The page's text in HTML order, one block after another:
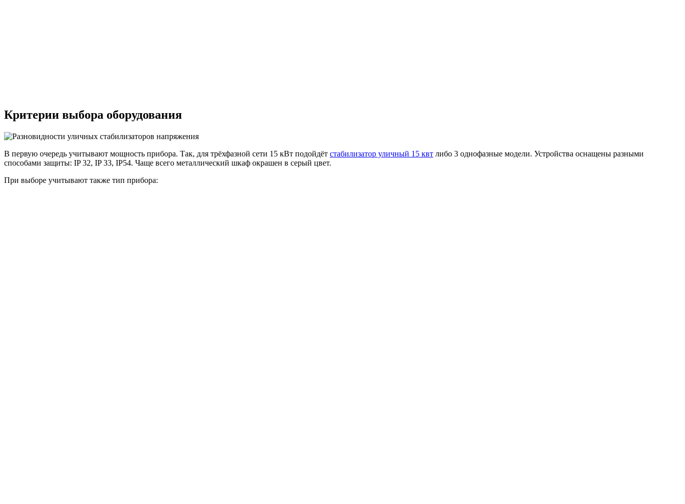
Критерии выбора оборудования
В первую очередь учитывают мощность прибора. Так, для трёхфазной сети 15 кВт подойдёт стабилизатор уличный 15 квт либо 3 однофазные модели. Устройства оснащены разными
способами защиты: IP 32, IP 33, IP54. Чаще всего металлический шкаф окрашен в серый цвет.
При выборе учитывают также тип прибора: